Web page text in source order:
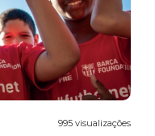
995 visualizações